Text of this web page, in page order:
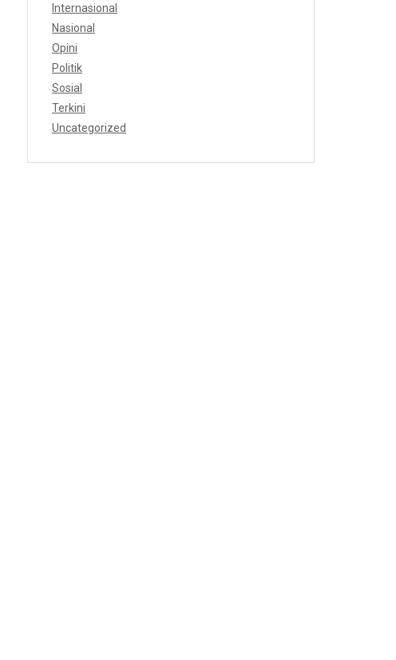
Internasional
Nasional
Opini
Politik
Sosial
Terkini
Uncategorized